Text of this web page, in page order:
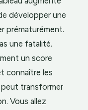
développer une
prématurément.
une fatalité.
un score
connaître les
peut transformer
Vous allez